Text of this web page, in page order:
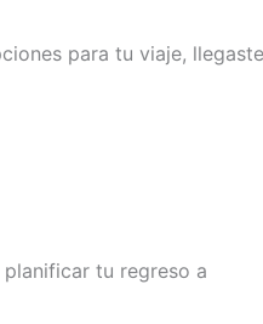
para tu viaje,
tu regreso a